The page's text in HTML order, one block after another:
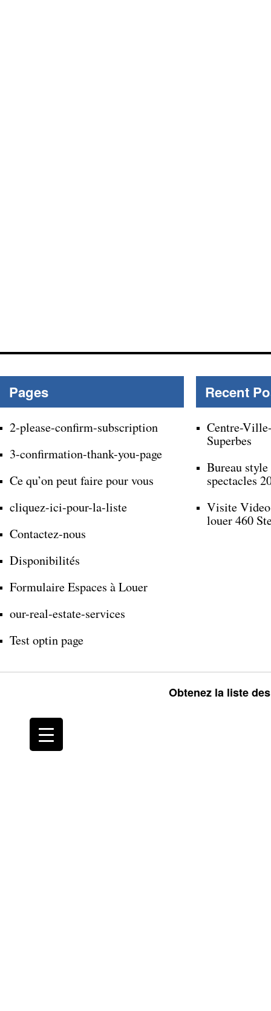
Pages
2-please-confirm-subscription
3-confirmation-thank-you-page
Ce qu’on peut faire pour vous
cliquez-ici-pour-la-liste
Contactez-nous
Disponibilités
Formulaire Espaces à Louer
our-real-estate-services
Test optin page
Recent
Centre-
Superbes
Bureau
spectacles
Visite
louer 460
Obtenez la liste